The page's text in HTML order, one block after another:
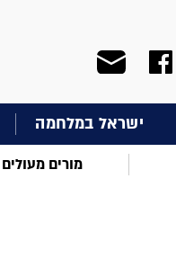
ישראל במלחמה
מורים מעולים